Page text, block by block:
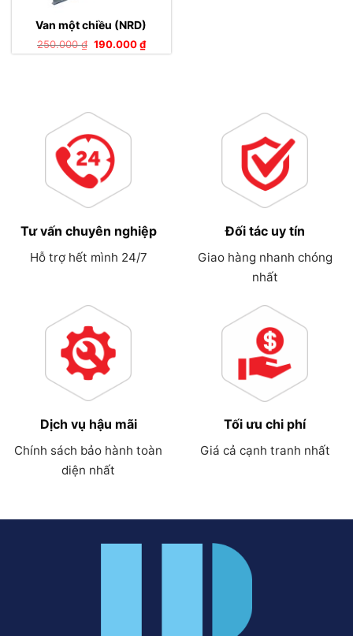
Van một chiều (NRD)
250.000₫ Giá
gốc
190.000₫Giá
hiện
Tư vấn chuyên nghiệp
Hỗ trợ hết mình 24/7
Đối tác uy tín
Giao hàng nhanh chóng
nhất
Dịch vụ hậu mãi
Chính sách bảo hành toàn
diện nhất
Tối ưu chi phí
Giá cả cạnh tranh nhất